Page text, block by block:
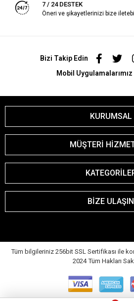
7 / 24 DESTEK
Öneri ve şikayetlerinizi bize
Bizi Takip Edin
Mobil Uygulamalarımız
KURUMSAL
MÜŞTERİ
BİZE ULAŞIN
Tüm bilgileriniz 256bit SSL Sertifikası ile
2024 Tüm Hakları